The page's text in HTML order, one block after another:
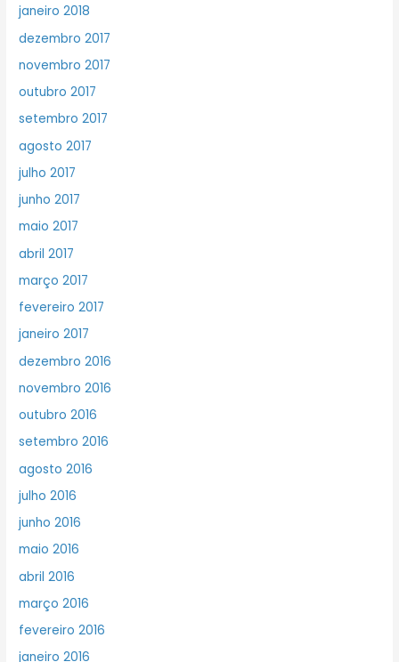
janeiro 2018
dezembro 2017
novembro 2017
outubro 2017
setembro 2017
agosto 2017
julho 2017
junho 2017
maio 2017
abril 2017
março 2017
fevereiro 2017
janeiro 2017
dezembro 2016
novembro 2016
outubro 2016
setembro 2016
agosto 2016
julho 2016
junho 2016
maio 2016
abril 2016
março 2016
fevereiro 2016
janeiro 2016